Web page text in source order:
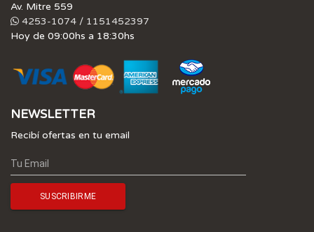
Av. Mitre 559
4253-1074 / 1151452397
Hoy de 09:00hs a 18:30hs
NEWSLETTER
Recibí ofertas en tu email